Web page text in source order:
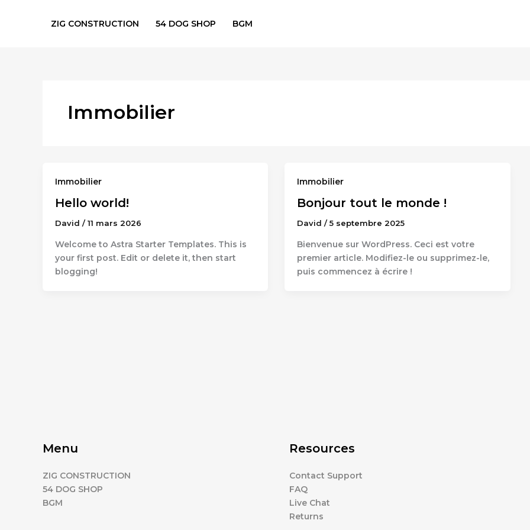
ZIG CONSTRUCTION 54 DOG SHOP BGM
Immobilier
Immobilier
Hello world!
David /11 mars 2026
Welcome to Astra Starter Templates. This is
your first post. Edit or delete it, then start
blogging!
Immobilier
Bonjour tout le monde !
David/5 septembre 2025
Bienvenue sur WordPress. Ceci est votre
premier article. Modifiez-le ou supprimez-le,
puis commencez à écrire !
Menu
ZIG CONSTRUCTION
54 DOG SHOP
BGM
Resources
Contact Support
FAQ
Live Chat
Returns